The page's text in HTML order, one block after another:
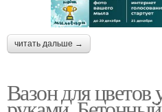
читать дальше →
Вазон для